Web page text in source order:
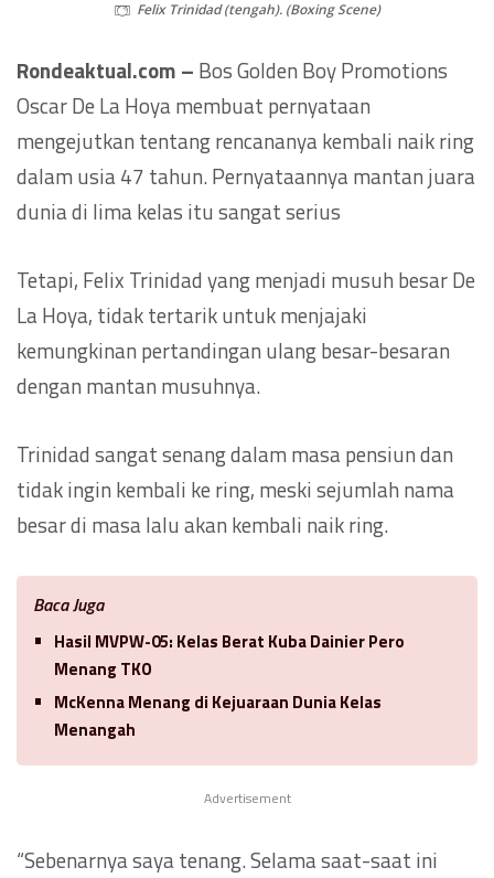
Felix Trinidad (tengah). (Boxing Scene)
Rondeaktual.com – Bos Golden Boy Promotions
Oscar De La Hoya membuat pernyataan
mengejutkan tentang rencananya kembali naik ring
dalam usia 47 tahun. Pernyataannya mantan juara
dunia di lima kelas itu sangat serius
Tetapi, Felix Trinidad yang menjadi musuh besar De
La Hoya, tidak tertarik untuk menjajaki
kemungkinan pertandingan ulang besar-besaran
dengan mantan musuhnya.
Trinidad sangat senang dalam masa pensiun dan
tidak ingin kembali ke ring, meski sejumlah nama
besar di masa lalu akan kembali naik ring.
Baca Juga
Hasil MVPW-05: Kelas Berat Kuba Dainier Pero
Menang TKO
McKenna Menang di Kejuaraan Dunia Kelas
Menangah
Advertisement
“Sebenarnya saya tenang. Selama saat-saat ini